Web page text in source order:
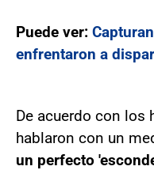
Puede ver:
enfrentaron a
De acuerdo con los
hablaron con un
un perfecto